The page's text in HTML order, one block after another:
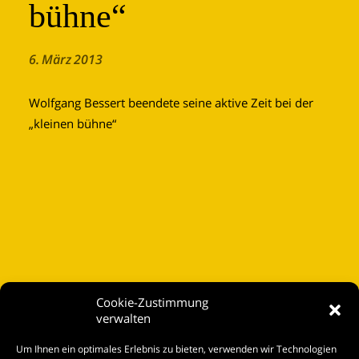
Cookie-Zustimmung
verwalten
Um Ihnen ein optimales Erlebnis zu bieten, verwenden wir Technologien
bühne“
6. März 2013
Wolfgang Bessert beendete seine aktive Zeit bei der
„kleinen bühne“